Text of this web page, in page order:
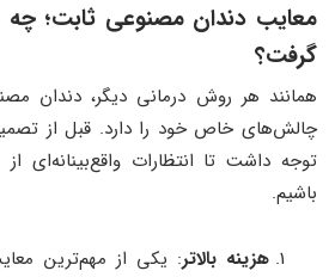
معایب دندان مصنوعی ثابت؛ چه
گرفت؟
همانند هر روش درمانی دیگر، دندان
چالش‌های خاص خود را دارد. قبل از
توجه داشت تا انتظارات واقع‌بینانه‌ای
باشیم.
هزینه بالاتر: یکی از مهم‌ترین